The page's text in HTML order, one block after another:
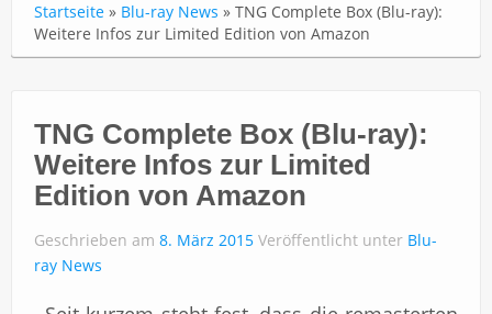
TNG
Kinofilme
Blu-ray / 4K
Über uns
Impressum
Startseite » Blu-ray News » TNG Complete Box (Blu-ray):
Weitere Infos zur Limited Edition von Amazon
TNG Complete Box (Blu-ray):
Weitere Infos zur Limited
Edition von Amazon
Geschrieben am 8. März 2015 Veröffentlicht unter Blu-
ray News